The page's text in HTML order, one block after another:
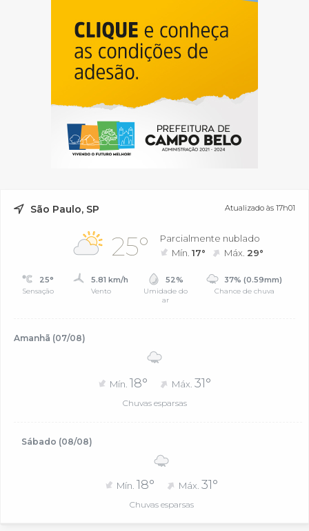
São Paulo, SP Atualizado às 17h01
25°
Parcialmente nublado
Mín.17° Máx. 29°
25°
Sensação
5.81 km/h
Vento
52%
Umidade do
ar
37% (0.59mm)
Chance de chuva
Amanhã (07/08)
Mín. 18° Máx. 31°
Chuvas esparsas
Sábado (08/08)
Mín. 18° Máx.31°
Chuvas esparsas